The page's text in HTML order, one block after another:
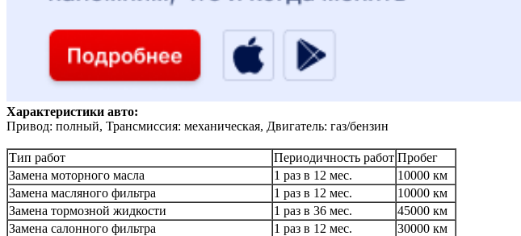
Характеристики авто:
Привод: полный, Трансмиссия: механическая, Двигатель: газ/бензин
Тип работ Периодичность работ Пробег
Замена моторного масла
1 раз в 12 мес.
10000 км
Замена масляного фильтра
1 раз в 12 мес.
10000 км
Замена тормозной жидкости
1 раз в 36 мес.
45000 км
Замена салонного фильтра
1 раз в 12 мес.
30000 км